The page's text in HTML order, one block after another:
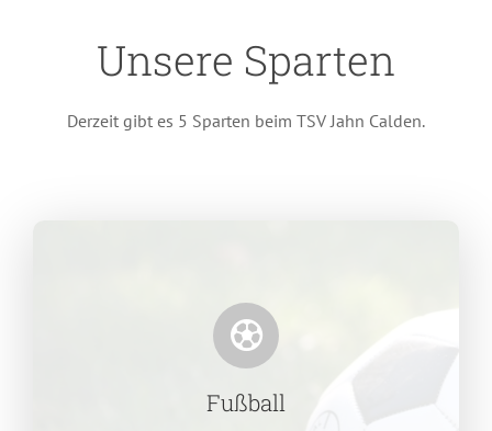
Unsere Sparten
Derzeit gibt es 5 Sparten beim TSV Jahn Calden.
Fußball